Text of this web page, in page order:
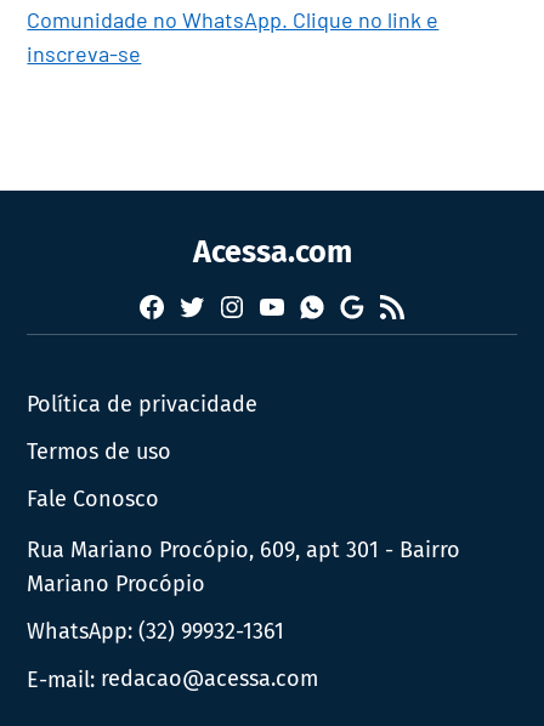
Comunidade no WhatsApp. Clique no link e
inscreva-se
Acessa.com
Facebook
TwitterInstagram
YouTubeWhatsapp
Google
News
RSS
Política de privacidade
Termos de uso
Fale Conosco
Rua Mariano Procópio, 609, apt 301 - Bairro
Mariano Procópio
WhatsApp:(32) 99932-1361
E-mail: redacao@acessa.com